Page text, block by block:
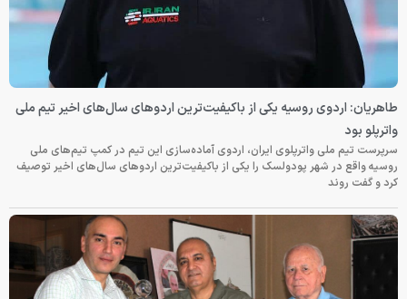
طاهریان: اردوی روسیه یکی از باکیفیت‌ترین اردوهای سال‌های اخیر تیم ملی
واترپلو بود
سرپرست تیم ملی واترپلوی ایران، اردوی آماده‌سازی این تیم در کمپ تیم‌های ملی
روسیه واقع در شهر پودولسک را یکی از باکیفیت‌ترین اردوهای سال‌های اخیر توصیف
کرد و گفت روند